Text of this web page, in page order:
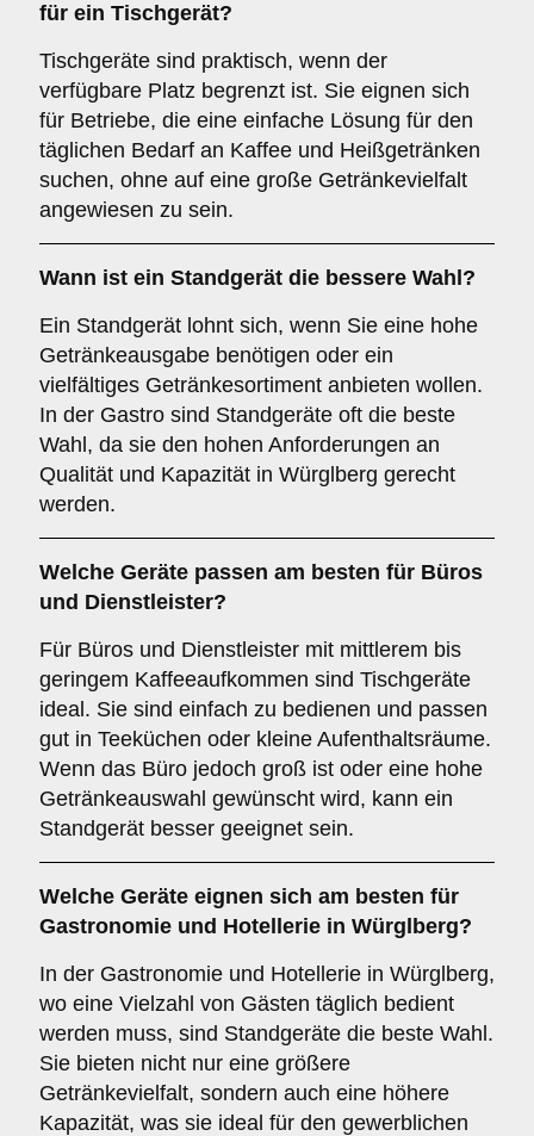
für ein Tischgerät?
Tischgeräte sind praktisch, wenn der
verfügbare Platz begrenzt ist. Sie eignen sich
für Betriebe, die eine einfache Lösung für den
täglichen Bedarf an Kaffee und Heißgetränken
suchen, ohne auf eine große Getränkevielfalt
angewiesen zu sein.
Wann ist ein Standgerät die bessere Wahl?
Ein Standgerät lohnt sich, wenn Sie eine hohe
Getränkeausgabe benötigen oder ein
vielfältiges Getränkesortiment anbieten wollen.
In der Gastro sind Standgeräte oft die beste
Wahl, da sie den hohen Anforderungen an
Qualität und Kapazität in Würglberg gerecht
werden.
Welche Geräte passen am besten für Büros
und Dienstleister?
Für Büros und Dienstleister mit mittlerem bis
geringem Kaffeeaufkommen sind Tischgeräte
ideal. Sie sind einfach zu bedienen und passen
gut in Teeküchen oder kleine Aufenthaltsräume.
Wenn das Büro jedoch groß ist oder eine hohe
Getränkeauswahl gewünscht wird, kann ein
Standgerät besser geeignet sein.
Welche Geräte eignen sich am besten für
Gastronomie und Hotellerie in Würglberg?
In der Gastronomie und Hotellerie in Würglberg,
wo eine Vielzahl von Gästen täglich bedient
werden muss, sind Standgeräte die beste Wahl.
Sie bieten nicht nur eine größere
Getränkevielfalt, sondern auch eine höhere
Kapazität, was sie ideal für den gewerblichen